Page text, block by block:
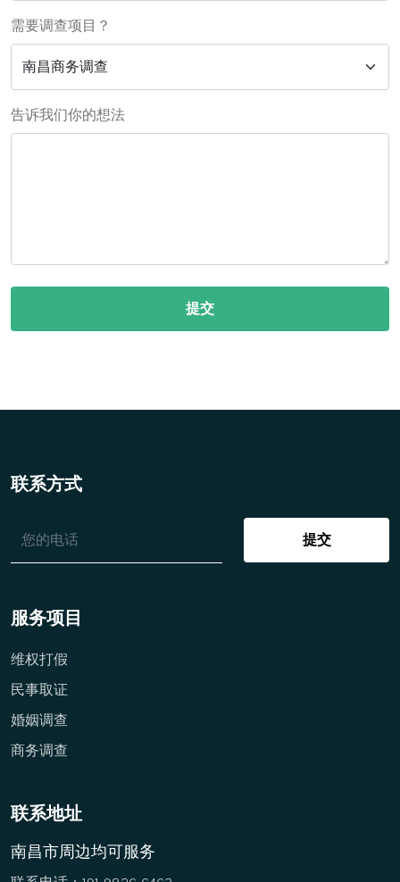
需要调查项目？
告诉我们你的想法
提交
联系方式
提交
服务项目
维权打假
民事取证
婚姻调查
商务调查
联系地址
南昌市周边均可服务